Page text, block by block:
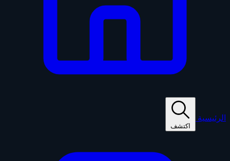
الرئيسية
اكتشف